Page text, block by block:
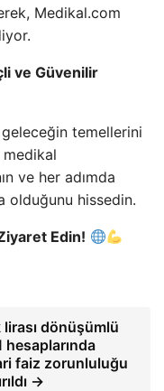
Medikal.com
ve Güvenilir
temellerini
medikal
ve her adımda
olduğunu hissedin.
Edin!
lirası dönüşümlü
hesaplarında
faiz zorunluluğu
→